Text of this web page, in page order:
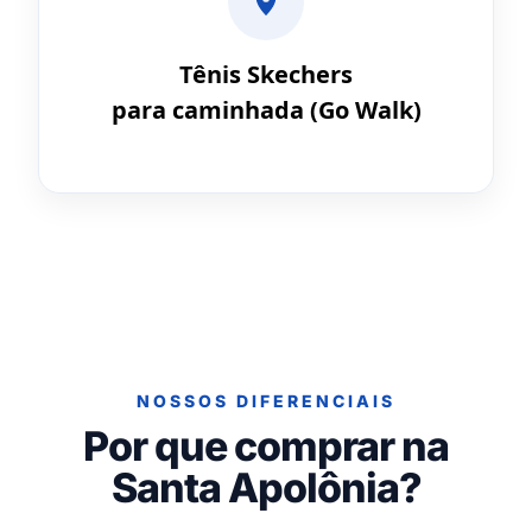
Tênis Skechers
para caminhada (Go Walk)
NOSSOS DIFERENCIAIS
Por que comprar na
Santa Apolônia?